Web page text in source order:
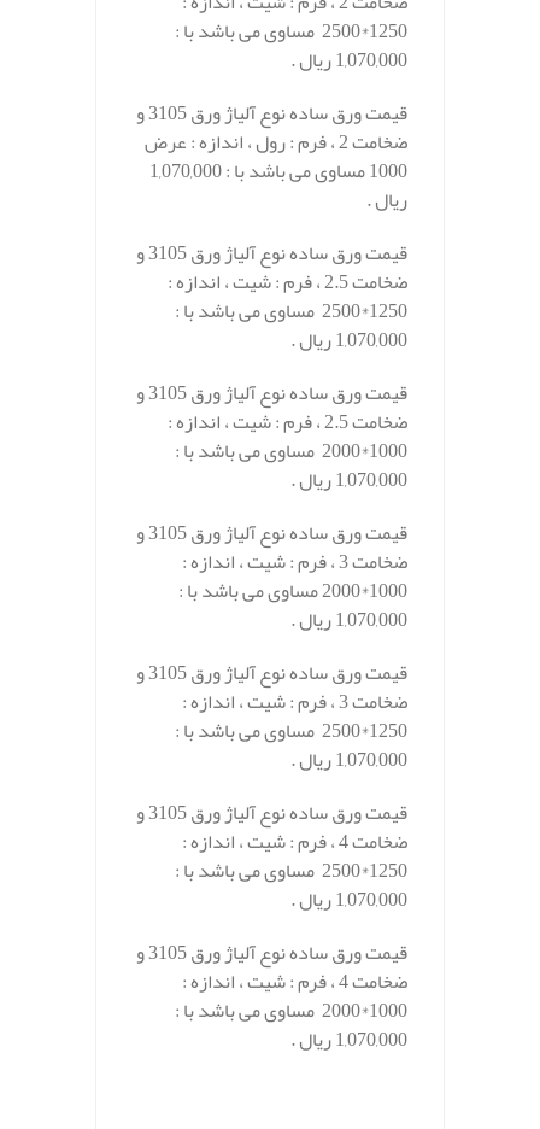
1250*2500 مساوی می باشد با :
1,070,000 ریال .
قیمت ورق ساده نوع آلیاژ ورق 3105 و
ضخامت 2 ، فرم : رول ، اندازه : عرض
1000 مساوی می باشد با : 1,070,000
ریال .
قیمت ورق ساده نوع آلیاژ ورق 3105 و
ضخامت 2.5 ، فرم : شیت ، اندازه :
1250*2500 مساوی می باشد با :
1,070,000 ریال .
قیمت ورق ساده نوع آلیاژ ورق 3105 و
ضخامت 2.5 ، فرم : شیت ، اندازه :
1000*2000 مساوی می باشد با :
1,070,000 ریال .
قیمت ورق ساده نوع آلیاژ ورق 3105 و
ضخامت 3 ، فرم : شیت ، اندازه :
1000*2000 مساوی می باشد با :
1,070,000 ریال .
قیمت ورق ساده نوع آلیاژ ورق 3105 و
ضخامت 3 ، فرم : شیت ، اندازه :
1250*2500 مساوی می باشد با :
1,070,000 ریال .
قیمت ورق ساده نوع آلیاژ ورق 3105 و
ضخامت 4 ، فرم : شیت ، اندازه :
1250*2500 مساوی می باشد با :
1,070,000 ریال .
قیمت ورق ساده نوع آلیاژ ورق 3105 و
ضخامت 4 ، فرم : شیت ، اندازه :
1000*2000 مساوی می باشد با :
1,070,000 ریال .